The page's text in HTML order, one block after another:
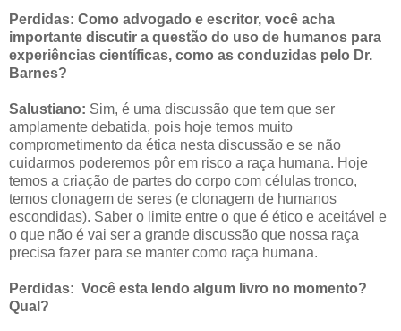
Perdidas: Como advogado e escritor, você acha
importante discutir a questão do uso de humanos para
experiências científicas, como as conduzidas pelo Dr.
Barnes?
Salustiano: Sim, é uma discussão que tem que ser
amplamente debatida, pois hoje temos muito
comprometimento da ética nesta discussão e se não
cuidarmos poderemos pôr em risco a raça humana. Hoje
temos a criação de partes do corpo com células tronco,
temos clonagem de seres (e clonagem de humanos
escondidas). Saber o limite entre o que é ético e aceitável e
o que não é vai ser a grande discussão que nossa raça
precisa fazer para se manter como raça humana.
Perdidas: Você esta lendo algum livro no momento?
Qual?